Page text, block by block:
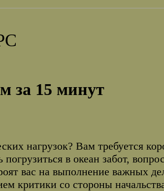
за 15 минут
нагрузок? Вам требуется
в океан забот,
вас на выполнение важных
критики со стороны